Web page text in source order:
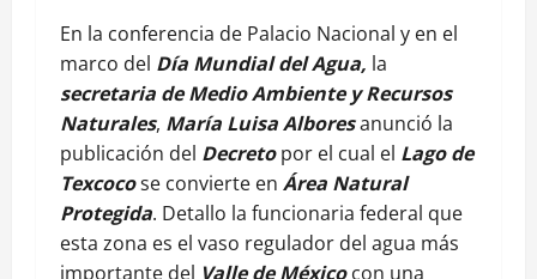
En la conferencia de Palacio Nacional y en el
marco del Día Mundial del Agua, la
secretaria de Medio Ambiente y Recursos
Naturales, María Luisa Alboresanunció la
publicación del Decretopor el cual el Lago de
Texcocose convierte en Área Natural
Protegida. Detallo la funcionaria federal que
esta zona es el vaso regulador del agua más
importante del Valle de Méxicocon una